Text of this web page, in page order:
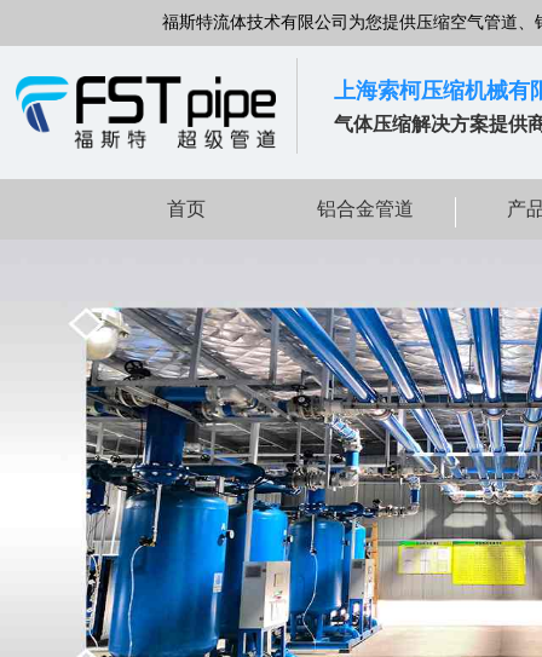
福斯特流体技术有限公司为您提供压缩空气管道
上海索柯压缩机械有
气体压缩解决方案提供
首页 铝合金管道 产